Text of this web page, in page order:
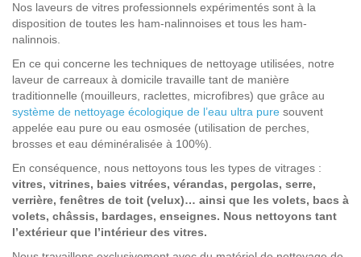
Nos laveurs de vitres professionnels expérimentés sont à la
disposition de toutes les ham-nalinnoises et tous les ham-
nalinnois.
En ce qui concerne les techniques de nettoyage utilisées, notre
laveur de carreaux à domicile travaille tant de manière
traditionnelle (mouilleurs, raclettes, microfibres) que grâce au
système de nettoyage écologique de l’eau ultra pure souvent
appelée eau pure ou eau osmosée (utilisation de perches,
brosses et eau déminéralisée à 100%).
En conséquence, nous nettoyons tous les types de vitrages :
vitres, vitrines, baies vitrées, vérandas, pergolas, serre,
verrière, fenêtres de toit (velux)… ainsi que les volets, bacs à
volets, châssis, bardages, enseignes. Nous nettoyons tant
l’extérieur que l’intérieur des vitres.